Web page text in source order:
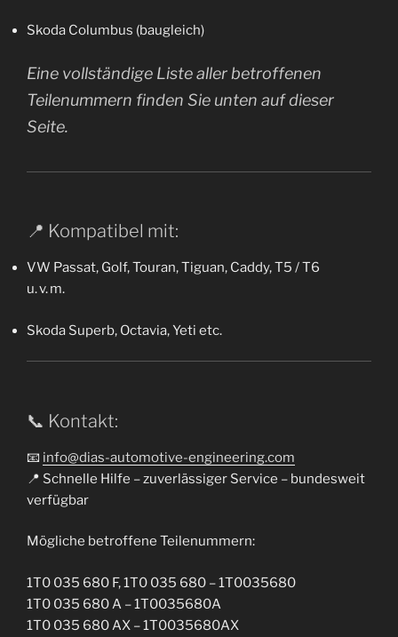
Skoda Columbus (baugleich)
Eine vollständige Liste aller betroffenen
Teilenummern finden Sie unten auf dieser
Seite.
📍 Kompatibel mit:
VW Passat, Golf, Touran, Tiguan, Caddy, T5 / T6
u. v. m.
Skoda Superb, Octavia, Yeti etc.
📞 Kontakt:
📧 info@dias-automotive-engineering.com
📍 Schnelle Hilfe – zuverlässiger Service – bundesweit
verfügbar
Mögliche betroffene Teilenummern:
1T0 035 680 F, 1T0 035 680 – 1T0035680
1T0 035 680 A – 1T0035680A
1T0 035 680 AX – 1T0035680AX